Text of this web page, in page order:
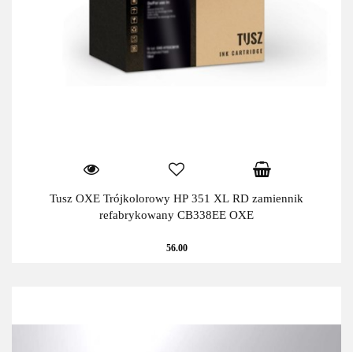
Tusz OXE Trójkolorowy HP 351 XL RD zamiennik
refabrykowany CB338EE OXE
56.00